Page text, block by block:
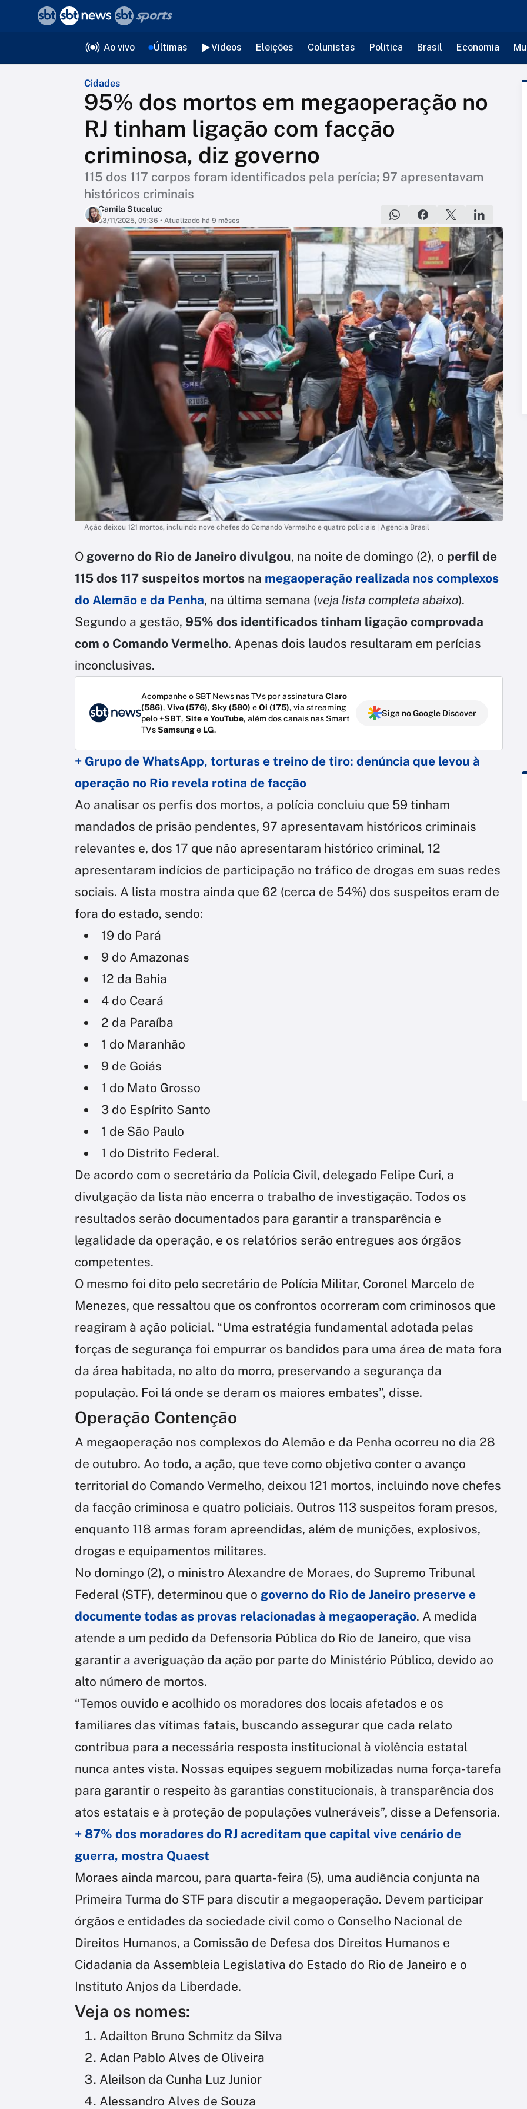
Ao vivo Últimas Vídeos Eleições Colunistas Política Brasil Economia
Cidades
95% dos mortos em megaoperação no
RJ tinham ligação com facção
criminosa, diz governo
115 dos 117 corpos foram identificados pela perícia; 97 apresentavam
históricos criminais
Camila Stucaluc
03/11/2025, 09:36 • Atualizado há 9 mêses
Ação deixou 121 mortos, incluindo nove chefes do Comando Vermelho e quatro policiais | Agência Brasil
O governo do Rio de Janeiro divulgou, na noite de domingo (2), o perfil de
115 dos 117 suspeitos mortos na megaoperação realizada nos complexos
do Alemão e da Penha, na última semana (veja lista completa abaixo).
Segundo a gestão, 95% dos identificados tinham ligação comprovada
com o Comando Vermelho. Apenas dois laudos resultaram em perícias
inconclusivas.
Acompanhe o SBT News nas TVs por assinatura Claro
(586), Vivo (576), Sky (580) eOi (175), via streaming
pelo+SBT, SiteeYouTube, além dos canais nas Smart
TVsSamsunge LG.
Siga no Google Discover
+ Grupo de WhatsApp, torturas e treino de tiro: denúncia que levou à
operação no Rio revela rotina de facção
Ao analisar os perfis dos mortos, a polícia concluiu que 59 tinham
mandados de prisão pendentes, 97 apresentavam históricos criminais
relevantes e, dos 17 que não apresentaram histórico criminal, 12
apresentaram indícios de participação no tráfico de drogas em suas redes
sociais. A lista mostra ainda que 62 (cerca de 54%) dos suspeitos eram de
fora do estado, sendo:
19 do Pará
9 do Amazonas
12 da Bahia
4 do Ceará
2 da Paraíba
1 do Maranhão
9 de Goiás
1 do Mato Grosso
3 do Espírito Santo
1 de São Paulo
1 do Distrito Federal.
De acordo com o secretário da Polícia Civil, delegado Felipe Curi, a
divulgação da lista não encerra o trabalho de investigação. Todos os
resultados serão documentados para garantir a transparência e
legalidade da operação, e os relatórios serão entregues aos órgãos
competentes.
O mesmo foi dito pelo secretário de Polícia Militar, Coronel Marcelo de
Menezes, que ressaltou que os confrontos ocorreram com criminosos que
reagiram à ação policial. “Uma estratégia fundamental adotada pelas
forças de segurança foi empurrar os bandidos para uma área de mata fora
da área habitada, no alto do morro, preservando a segurança da
população. Foi lá onde se deram os maiores embates”, disse.
Operação Contenção
A megaoperação nos complexos do Alemão e da Penha ocorreu no dia 28
de outubro. Ao todo, a ação, que teve como objetivo conter o avanço
territorial do Comando Vermelho, deixou 121 mortos, incluindo nove chefes
da facção criminosa e quatro policiais. Outros 113 suspeitos foram presos,
enquanto 118 armas foram apreendidas, além de munições, explosivos,
drogas e equipamentos militares.
No domingo (2), o ministro Alexandre de Moraes, do Supremo Tribunal
Federal (STF), determinou que o governo do Rio de Janeiro preserve e
documente todas as provas relacionadas à megaoperação. A medida
atende a um pedido da Defensoria Pública do Rio de Janeiro, que visa
garantir a averiguação da ação por parte do Ministério Público, devido ao
alto número de mortos.
“Temos ouvido e acolhido os moradores dos locais afetados e os
familiares das vítimas fatais, buscando assegurar que cada relato
contribua para a necessária resposta institucional à violência estatal
nunca antes vista. Nossas equipes seguem mobilizadas numa força-tarefa
para garantir o respeito às garantias constitucionais, à transparência dos
atos estatais e à proteção de populações vulneráveis”, disse a Defensoria.
+ 87% dos moradores do RJ acreditam que capital vive cenário de
guerra, mostra Quaest
Moraes ainda marcou, para quarta-feira (5), uma audiência conjunta na
Primeira Turma do STF para discutir a megaoperação. Devem participar
órgãos e entidades da sociedade civil como o Conselho Nacional de
Direitos Humanos, a Comissão de Defesa dos Direitos Humanos e
Cidadania da Assembleia Legislativa do Estado do Rio de Janeiro e o
Instituto Anjos da Liberdade.
Veja os nomes:
Adailton Bruno Schmitz da Silva
Adan Pablo Alves de Oliveira
Aleilson da Cunha Luz Junior
Alessandro Alves de Souza
voltar
Editorias